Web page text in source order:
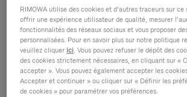
Sacs Bandoulière
DÉCOUVRIR
RIMOWA utilise des cookies et d’autres traceurs sur
offrir une expérience utilisateur de qualité, mesurer
fonctionnalités des réseaux sociaux et vous proposer
personnalisées. Pour en savoir plus sur notre politique
veuillez cliquer ici. Vous pouvez refuser le dépôt des
des cookies strictement nécessaires, en cliquant sur «
accepter ». Vous pouvez également accepter les
Accepter et continuer » ou cliquer sur « Définir les
de cookies » pour paramétrer vos préférences.